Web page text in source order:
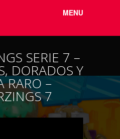
content
MENU
SERIE 7 –
DORADOS Y
RARO –
7